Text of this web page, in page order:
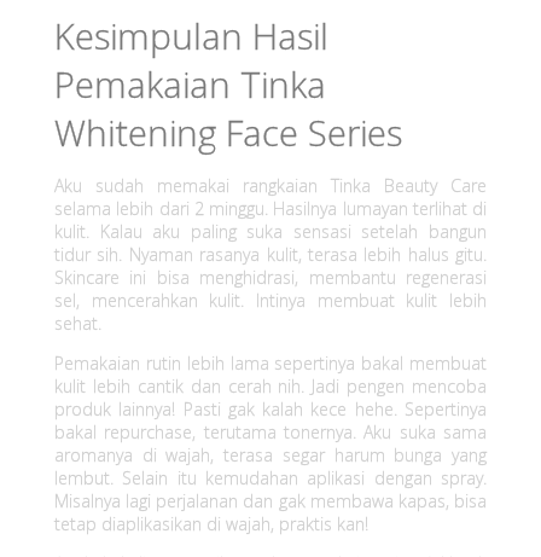
Kesimpulan Hasil
Pemakaian Tinka
Whitening Face Series
Aku sudah memakai rangkaian Tinka Beauty Care
selama lebih dari 2 minggu. Hasilnya lumayan terlihat di
kulit. Kalau aku paling suka sensasi setelah bangun
tidur sih. Nyaman rasanya kulit, terasa lebih halus gitu.
Skincare ini bisa menghidrasi, membantu regenerasi
sel, mencerahkan kulit. Intinya membuat kulit lebih
sehat.
Pemakaian rutin lebih lama sepertinya bakal membuat
kulit lebih cantik dan cerah nih. Jadi pengen mencoba
produk lainnya! Pasti gak kalah kece hehe. Sepertinya
bakal repurchase, terutama tonernya. Aku suka sama
aromanya di wajah, terasa segar harum bunga yang
lembut. Selain itu kemudahan aplikasi dengan spray.
Misalnya lagi perjalanan dan gak membawa kapas, bisa
tetap diaplikasikan di wajah, praktis kan!